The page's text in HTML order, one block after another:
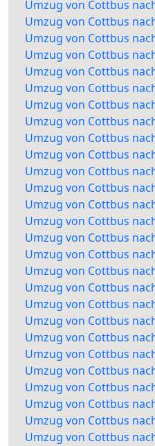
Umzug von Cottbus
Umzug von Cottbus
Umzug von Cottbus
Umzug von Cottbus
Umzug von Cottbus
Umzug von Cottbus
Umzug von Cottbus
Umzug von Cottbus
Umzug von Cottbus
Umzug von Cottbus
Umzug von Cottbus
Umzug von Cottbus
Umzug von Cottbus
Umzug von Cottbus
Umzug von Cottbus
Umzug von Cottbus
Umzug von Cottbus
Umzug von Cottbus
Umzug von Cottbus
Umzug von Cottbus
Umzug von Cottbus
Umzug von Cottbus
Umzug von Cottbus
Umzug von Cottbus
Umzug von Cottbus
Umzug von Cottbus
Umzug von Cottbus